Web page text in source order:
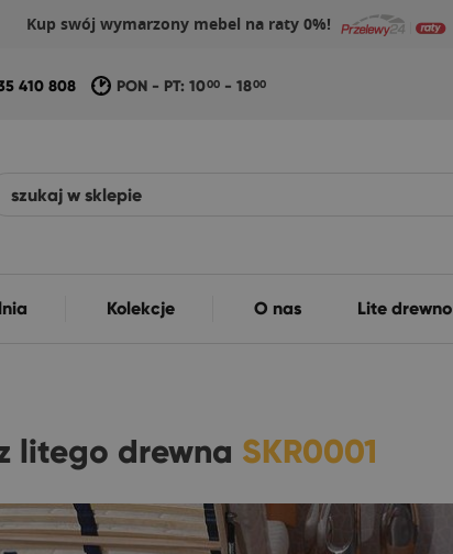
Kup swój wymarzony mebel na raty 0%!
410 808 PON - PT: 1000 - 1800
Kolekcje O nas Lite drewno
litego drewna SKR0001